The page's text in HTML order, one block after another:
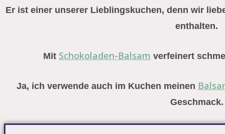
Er ist einer unserer Lieblingskuchen, denn wir
enthalten.
Mit Schokoladen-Balsam verfeinert
Ja, ich verwende auch im Kuchen meinen
Geschmack.